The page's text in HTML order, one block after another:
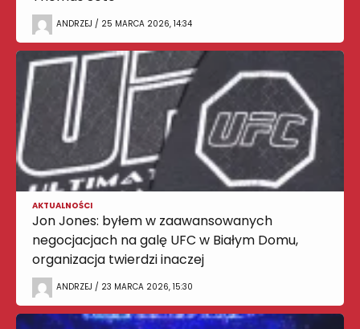
ANDRZEJ / 25 MARCA 2026, 14:34
AKTUALNOŚCI
Jon Jones: byłem w zaawansowanych
negocjacjach na galę UFC w Białym Domu,
organizacja twierdzi inaczej
ANDRZEJ / 23 MARCA 2026, 15:30